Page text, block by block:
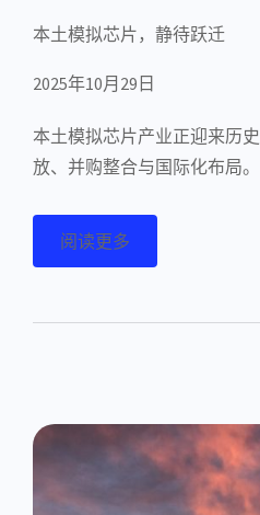
本土模拟芯片，静待跃迁
2025年10月29日
本土模拟芯片产业正迎来历
放、并购整合与国际化布局。
阅读更多